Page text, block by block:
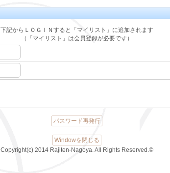
下記からＬＯＧＩＮすると「マイリスト」に追加されます
（「マイリスト」は会員登録が必要です）
パスワード再発行
Windowを閉じる
Copyright(c) 2014 Rajiten-Nagoya. All Rights Reserved.©